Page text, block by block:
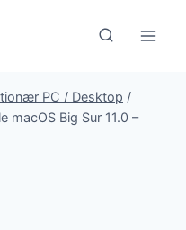
PC / Desktop /
macOS Big Sur 11.0 –